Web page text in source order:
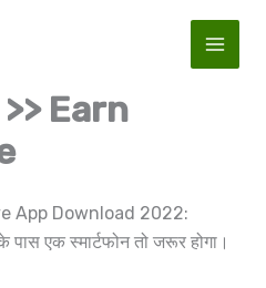
Earn
App Download 2022:
एक स्मार्टफोन तो जरूर होगा।